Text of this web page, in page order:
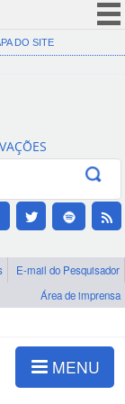
(COVID-19)
Canais
DO SITE
E-mail do Pesquisador
Área de imprensa
MENU